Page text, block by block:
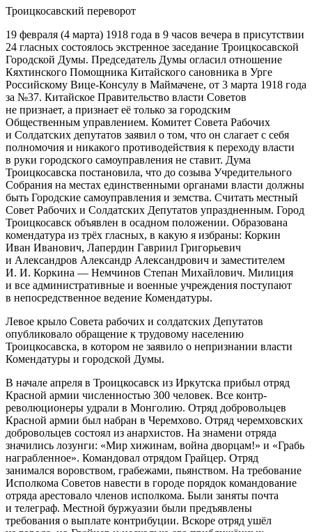
Троицкосавский переворот
19 февраля (4 марта) 1918 года в 9 часов вечера в присутствии
24 гласных состоялось экстренное заседание Троицкосавской
Городской Думы. Председатель Думы огласил отношение
Кяхтинского Помощника Китайского сановника в Урге
Российскому Вице-Консулу в Маймачене, от 3 марта 1918 года
за №37. Китайское Правительство власти Советов
не признает, а признает её только за городским
Общественным управлением. Комитет Совета Рабочих
и Солдатских депутатов заявил о том, что он слагает с себя
полномочия и никакого противодействия к переходу власти
в руки городского самоуправления не ставит. Дума
Троицкосавска постановила, что до созыва Учредительного
Собрания на местах единственными органами власти должны
быть Городские самоуправления и земства. Считать местный
Совет Рабочих и Солдатских Депутатов упраздненным. Город
Троицкосавск объявлен в осадном положении. Образована
комендатура из трёх гласных, в какую я избраны: Коркин
Иван Иванович, Лапердин Гавриил Григорьевич
и Александров Александр Александрович и заместителем
И. И. Коркина — Немчинов Степан Михайлович. Милиция
и все административные и военные учреждения поступают
в непосредственное ведение Комендатуры.
Левое крыло Совета рабочих и солдатских Депутатов
опубликовало обращение к трудовому населению
Троицкосавска, в котором не заявило о непризнании власти
Комендатуры и городской Думы.
В начале апреля в Троицкосавск из Иркутска прибыл отряд
Красной армии численностью 300 человек. Все контр-
революционеры удрали в Монголию. Отряд добровольцев
Красной армии был набран в Черемхово. Отряд черемховских
добровольцев состоял из анархистов. На знамени отряда
значились лозунги: «Мир хижинам, война дворцам!» и «Грабь
награбленное». Командовал отрядом Грайцер. Отряд
занимался воровством, грабежами, пьянством. На требование
Исполкома Советов навести в городе порядок командование
отряда арестовало членов исполкома. Были заняты почта
и телеграф. Местной буржуазии были предъявлены
требования о выплате контрибуции. Вскоре отряд ушёл